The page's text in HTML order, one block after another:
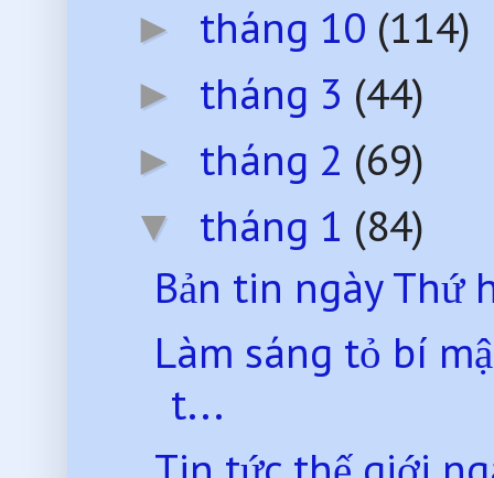
► tháng 10 (114)
► tháng 3 (44)
► tháng 2 (69)
▼ tháng 1 (84)
Bản tin ngày Thứ
Làm sáng tỏ bí
t...